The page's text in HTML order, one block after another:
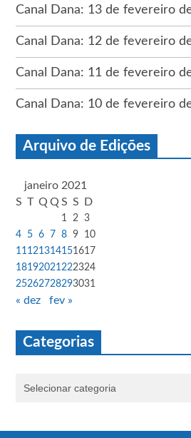
Canal Dana: 13 de fevereiro
Canal Dana: 12 de fevereiro
Canal Dana: 11 de fevereiro
Canal Dana: 10 de fevereiro
Arquivo de Edições
janeiro 2021
S T Q Q S S D
1 2
3
4
5 6 7 8 9
10
11 121314151617
18192021 222324
25262728293031
« dez fev »
Categorias